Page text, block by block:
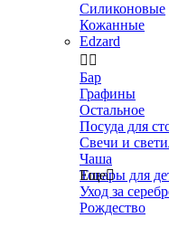
Силиконовые
Кожанные
Edzard
 
Бар
Графины
Остальное
Посуда для
Свечи и
Чаша
Товары для
Уход за
Рождество
Еще